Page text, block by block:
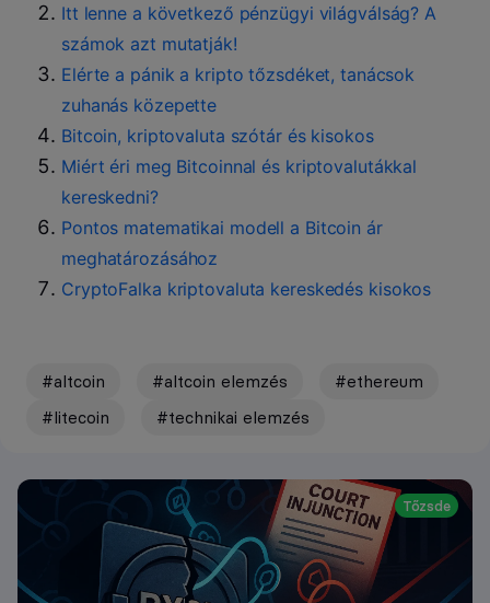
Itt lenne a következő pénzügyi világválság? A
számok azt mutatják!
Elérte a pánik a kripto tőzsdéket, tanácsok
zuhanás közepette
Bitcoin, kriptovaluta szótár és kisokos
Miért éri meg Bitcoinnal és kriptovalutákkal
kereskedni?
Pontos matematikai modell a Bitcoin ár
meghatározásához
CryptoFalka kriptovaluta kereskedés kisokos
#altcoin #altcoin elemzés
#ethereum
#litecoin
#technikai elemzés
Tőzsde